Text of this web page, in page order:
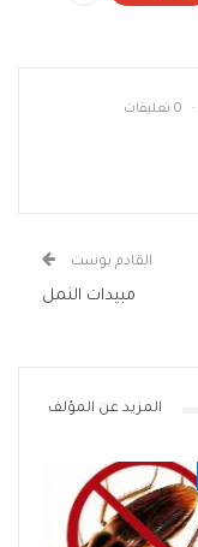
0 تعليقات
القادم بوست
مبيدات النمل
المزيد عن المؤلف